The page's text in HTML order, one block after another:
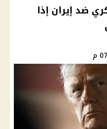
ضد إيران إذا